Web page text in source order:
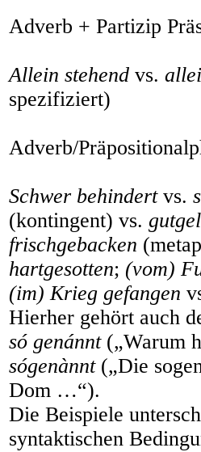
Adverb + Partizip
Allein stehend vs.
spezifiziert)
Adverb/
Schwer behindertvs.
(kontingent) vs.
frischgebacken
hartgesotten; (vom)
(im) Krieg gefangen
Hierher gehört auch
só genánnt(„Warum
sógenànnt(„Die
Dom …“).
Die Beispiele
syntaktischen